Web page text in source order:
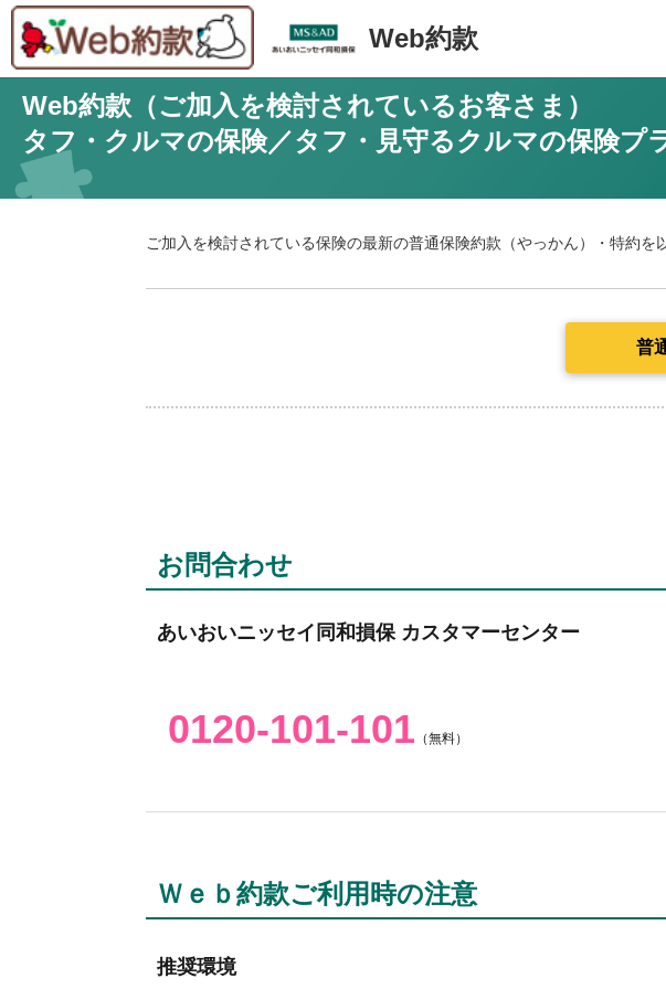
Web約款
Web約款（ご加入を検討されているお客さま）
タフ・クルマの保険／タフ・見守るクルマの保険プ
ご加入を検討されている保険の最新の普通保険約款（やっかん）・特約を
普
お問合わせ
あいおいニッセイ同和損保 カスタマーセンター
0120-101-101 （無料）
Ｗｅｂ約款ご利用時の注意
推奨環境